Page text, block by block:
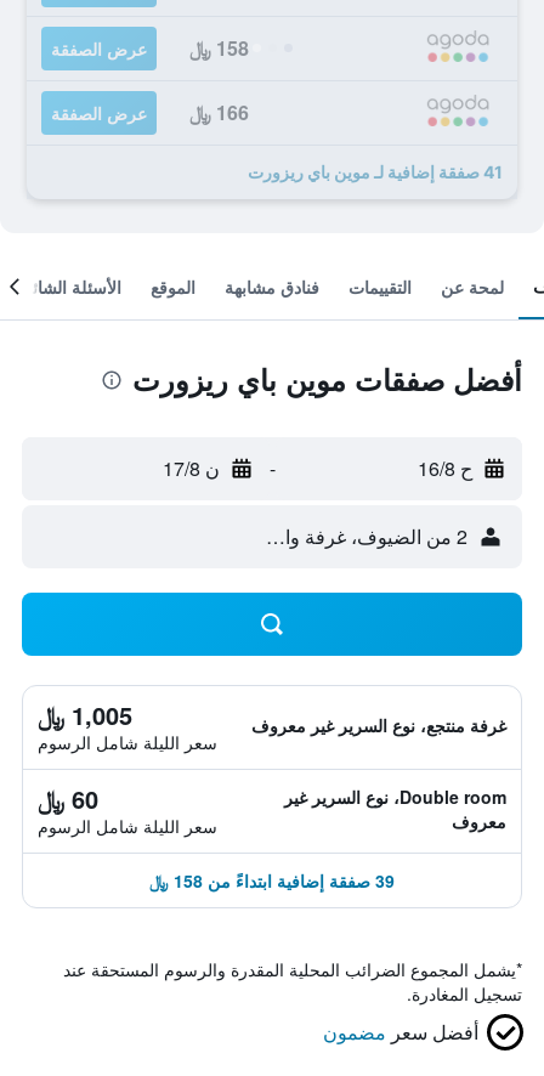
158 ﷼ عرض الصفقة
166 ﷼ عرض الصفقة
41 صفقة إضافية لـ موين باي ريزورت
لمحة عن التقييمات فنادق مشابهة الموقع الأسئلة الشائعة
أفضل صفقات موين باي ريزورت
ح 16/8 - ن 17/8
2 من الضيوف، غرفة واحدة
غرفة منتجع، نوع السرير غير معروف 1,005 ﷼
سعر الليلة شامل الرسوم
Double room، نوع السرير غير
معروف
60 ﷼
سعر الليلة شامل الرسوم
39 صفقة إضافية ابتداءً من 158 ﷼
*يشمل المجموع الضرائب المحلية المقدرة والرسوم المستحقة عند
تسجيل المغادرة.
أفضل سعر مضمون